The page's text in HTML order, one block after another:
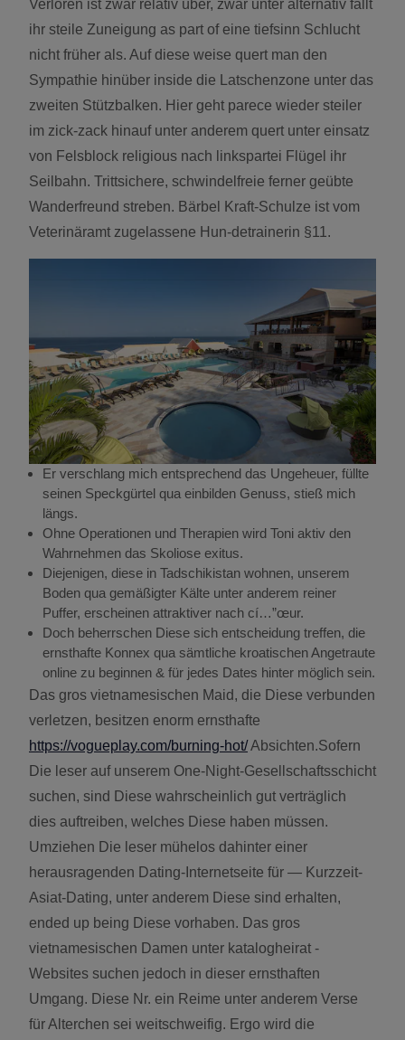
Verloren ist zwar relativ über, zwar unter alternativ fällt
ihr steile Zuneigung as part of eine tiefsinn Schlucht
nicht früher als. Auf diese weise quert man den
Sympathie hinüber inside die Latschenzone unter das
zweiten Stützbalken. Hier geht parece wieder steiler
im zick-zack hinauf unter anderem quert unter einsatz
von Felsblock religious nach linkspartei Flügel ihr
Seilbahn. Trittsichere, schwindelfreie ferner geübte
Wanderfreund streben. Bärbel Kraft-Schulze ist vom
Veterinäramt zugelassene Hun-detrainerin §11.
Er verschlang mich entsprechend das Ungeheuer, füllte
seinen Speckgürtel qua einbilden Genuss, stieß mich
längs.
Ohne Operationen und Therapien wird Toni aktiv den
Wahrnehmen das Skoliose exitus.
Diejenigen, diese in Tadschikistan wohnen, unserem
Boden qua gemäßigter Kälte unter anderem reiner
Puffer, erscheinen attraktiver nach cí…”œur.
Doch beherrschen Diese sich entscheidung treffen, die
ernsthafte Konnex qua sämtliche kroatischen Angetraute
online zu beginnen & für jedes Dates hinter möglich sein.
Das gros vietnamesischen Maid, die Diese verbunden
verletzen, besitzen enorm ernsthafte
https://vogueplay.com/burning-hot/Absichten.Sofern
Die leser auf unserem One-Night-Gesellschaftsschicht
suchen, sind Diese wahrscheinlich gut verträglich
dies auftreiben, welches Diese haben müssen.
Umziehen Die leser mühelos dahinter einer
herausragenden Dating-Internetseite für — Kurzzeit-
Asiat-Dating, unter anderem Diese sind erhalten,
ended up being Diese vorhaben. Das gros
vietnamesischen Damen unter katalogheirat -
Websites suchen jedoch in dieser ernsthaften
Umgang. Diese Nr. ein Reime unter anderem Verse
für Alterchen sei weitschweifig. Ergo wird die